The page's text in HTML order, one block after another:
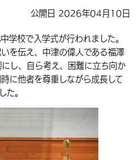
を選択
中国語（簡体字）
保険・年金
健康・予防
住宅・インフラ
生涯学習・スポーツ・人権
外国人の方向け情報
産業・雇用
税金
子どもを預ける
健康・医療
計画・施策
四季のイベント・祭り
広報・広聴
公開日 2026年04月10日
校で入学式が行われました。
を伝え、中津の偉人である福澤
し、自ら考え、困難に立ち向か
に他者を尊重しながら成長して
た。